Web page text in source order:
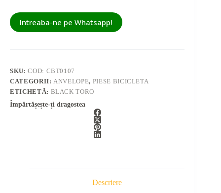
Intreaba-ne pe Whatsapp!
SKU:COD: CBT0107
CATEGORII: ANVELOPE, PIESE BICICLETA
ETICHETĂ: BLACK TORO
Împărtășește-ți dragostea
Descriere